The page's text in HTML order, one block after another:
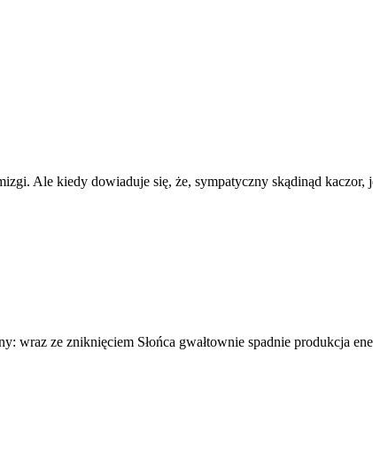
Ale kiedy dowiaduje się, że, sympatyczny skądinąd kaczor,
wraz ze zniknięciem Słońca gwałtownie spadnie produkcja